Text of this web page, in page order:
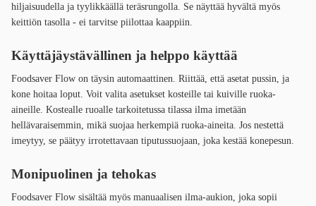
hiljaisuudella ja tyylikkäällä teräsrungolla. Se näyttää hyvältä myös
keittiön tasolla - ei tarvitse piilottaa kaappiin.
Käyttäjäystävällinen ja helppo käyttää
Foodsaver Flow on täysin automaattinen. Riittää, että asetat pussin, ja
kone hoitaa loput. Voit valita asetukset kosteille tai kuiville ruoka-
aineille. Kostealle ruoalle tarkoitetussa tilassa ilma imetään
hellävaraisemmin, mikä suojaa herkempiä ruoka-aineita. Jos nestettä
imeytyy, se päätyy irrotettavaan tiputussuojaan, joka kestää konepesun.
Monipuolinen ja tehokas
Foodsaver Flow sisältää myös manuaalisen ilma-aukion, joka sopii